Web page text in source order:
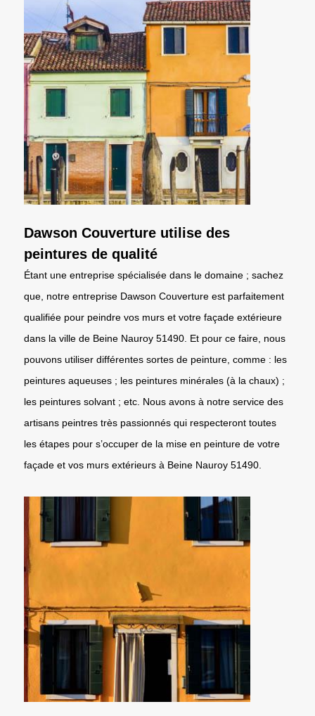
Dawson Couverture utilise des
peintures de qualité
Étant une entreprise spécialisée dans le domaine ; sachez
que, notre entreprise Dawson Couverture est parfaitement
qualifiée pour peindre vos murs et votre façade extérieure
dans la ville de Beine Nauroy 51490. Et pour ce faire, nous
pouvons utiliser différentes sortes de peinture, comme : les
peintures aqueuses ; les peintures minérales (à la chaux) ;
les peintures solvant ; etc. Nous avons à notre service des
artisans peintres très passionnés qui respecteront toutes
les étapes pour s’occuper de la mise en peinture de votre
façade et vos murs extérieurs à Beine Nauroy 51490.